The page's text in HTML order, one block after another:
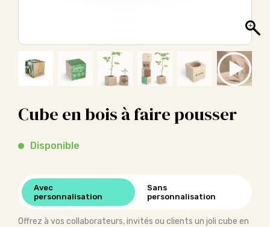
Cube en bois à faire pousser
Disponible
Avec
personnalisation
Sans
personnalisation
Offrez à vos collaborateurs, invités ou clients un joli cube en